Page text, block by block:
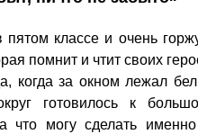
классе и очень
помнит и чтит своих
когда за окном лежал
готовилось к
что могу сделать